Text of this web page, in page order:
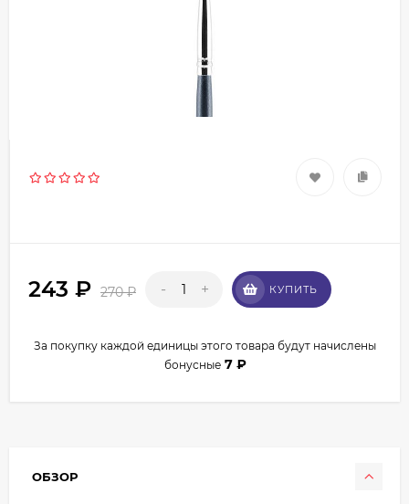
243 ₽ 270₽ - + КУПИТЬ
За покупку каждой единицы этого товара будут начислены
бонусные 7 ₽
ОБЗОР